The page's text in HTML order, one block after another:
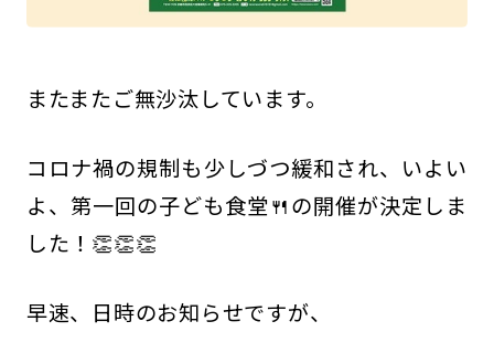
またまたご無沙汰しています。
コロナ禍の規制も少しづつ緩和され、いよい
よ、第一回の子ども食堂🍴の開催が決定しま
した！👏👏👏
早速、日時のお知らせですが、